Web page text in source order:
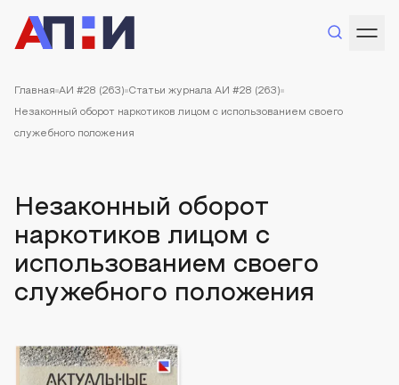
Главная АИ #28 (263) Статьи журнала АИ #28 (263)
Незаконный оборот наркотиков лицом с использованием своего
служебного положения
Незаконный оборот
наркотиков лицом с
использованием своего
служебного положения